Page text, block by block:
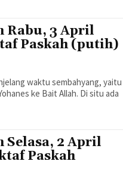
Rabu, 3 April
Paskah (putih)
Bait Allah. Di situ ada
Selasa, 2 April
Paskah